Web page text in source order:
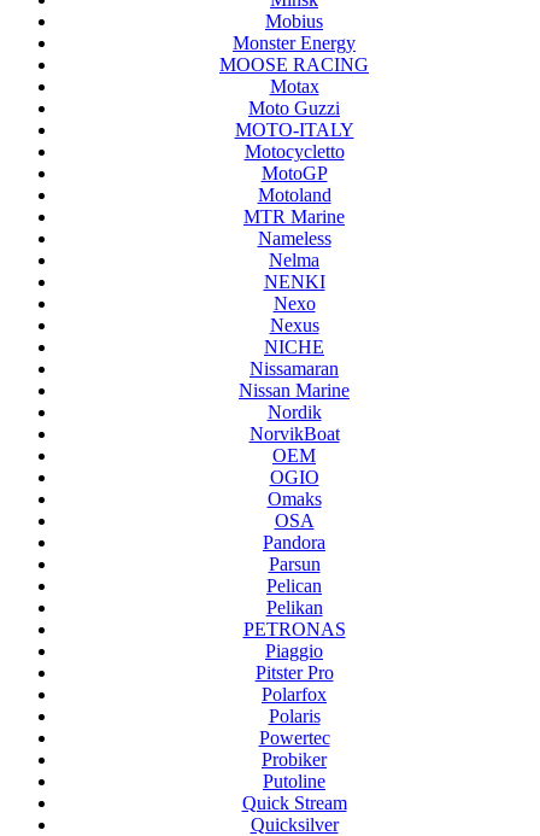
Mobius
Monster Energy
MOOSE RACING
Motax
Moto Guzzi
MOTO-ITALY
Motocycletto
MotoGP
Motoland
MTR Marine
Nameless
Nelma
NENKI
Nexo
Nexus
NICHE
Nissamaran
Nissan Marine
Nordik
NorvikBoat
OEM
OGIO
Omaks
OSA
Pandora
Parsun
Pelican
Pelikan
PETRONAS
Piaggio
Pitster Pro
Polarfox
Polaris
Powertec
Probiker
Putoline
Quick Stream
Quicksilver